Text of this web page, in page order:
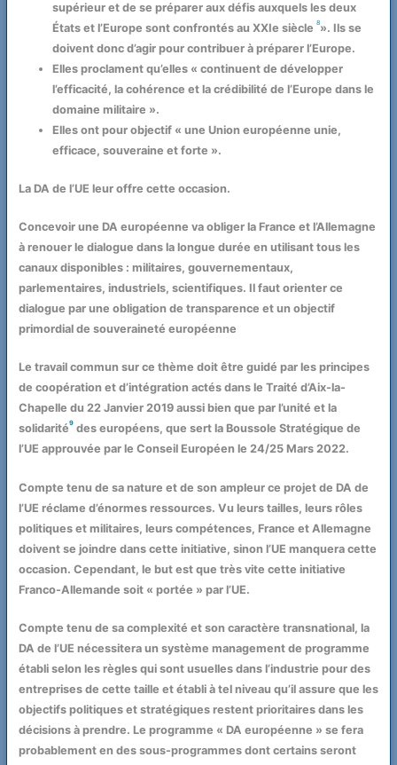
supérieur et de se préparer aux défis auxquels les deux
États et l’Europe sont confrontés au XXIe siècle 8». Ils se
doivent donc d’agir pour contribuer à préparer l’Europe.
Elles proclament qu’elles « continuent de développer
l’efficacité, la cohérence et la crédibilité de l’Europe dans le
domaine militaire ».
Elles ont pour objectif « une Union européenne unie,
efficace, souveraine et forte ».
La DA de l’UE leur offre cette occasion.
Concevoir une DA européenne va obliger la France et l’Allemagne
à renouer le dialogue dans la longue durée en utilisant tous les
canaux disponibles : militaires, gouvernementaux,
parlementaires, industriels, scientifiques. Il faut orienter ce
dialogue par une obligation de transparence et un objectif
primordial de souveraineté européenne
Le travail commun sur ce thème doit être guidé par les principes
de coopération et d’intégration actés dans le Traité d’Aix-la-
Chapelle du 22 Janvier 2019 aussi bien que par l’unité et la
solidarité9des européens, que sert la Boussole Stratégique de
l’UE approuvée par le Conseil Européen le 24/25 Mars 2022.
Compte tenu de sa nature et de son ampleur ce projet de DA de
l’UE réclame d’énormes ressources. Vu leurs tailles, leurs rôles
politiques et militaires, leurs compétences, France et Allemagne
doivent se joindre dans cette initiative, sinon l’UE manquera cette
occasion. Cependant, le but est que très vite cette initiative
Franco-Allemande soit « portée » par l’UE.
Compte tenu de sa complexité et son caractère transnational, la
DA de l’UE nécessitera un système management de programme
établi selon les règles qui sont usuelles dans l’industrie pour des
entreprises de cette taille et établi à tel niveau qu’il assure que les
objectifs politiques et stratégiques restent prioritaires dans les
décisions à prendre. Le programme « DA européenne » se fera
probablement en des sous-programmes dont certains seront